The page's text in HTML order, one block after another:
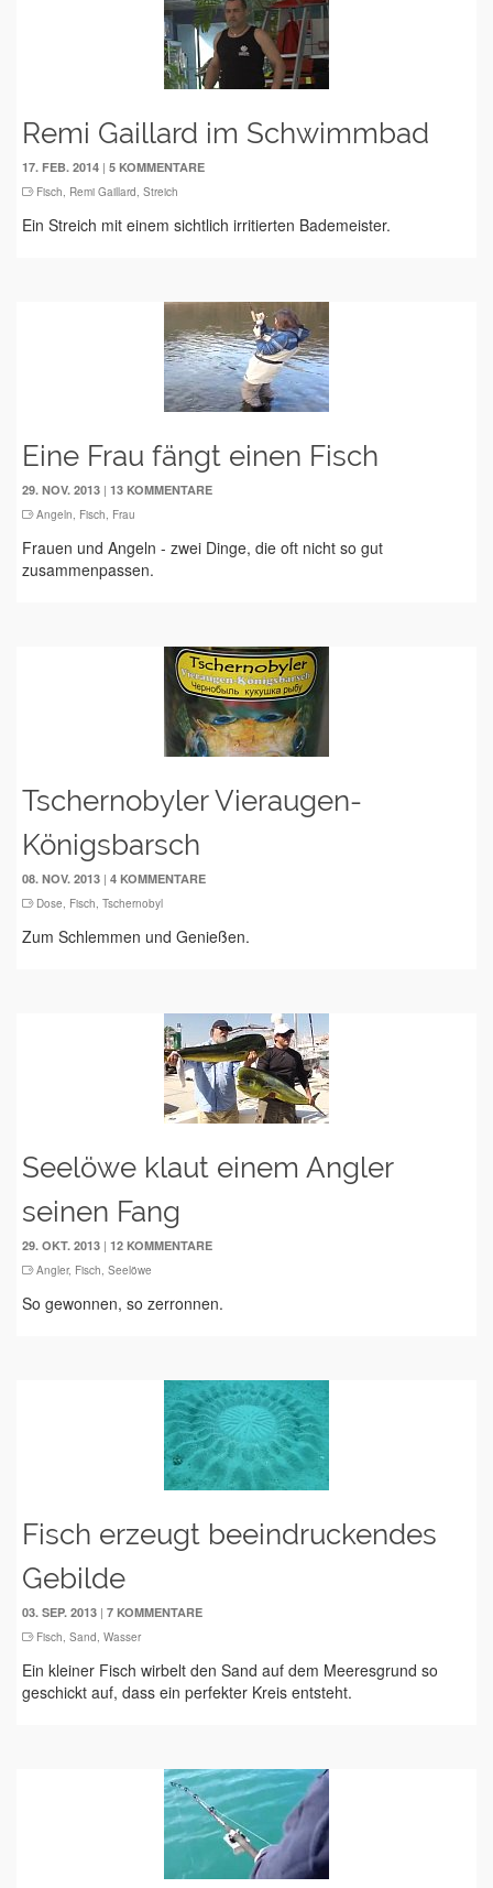
Remi Gaillard im Schwimmbad
17. FEB. 2014 | 5 KOMMENTARE
Fisch, Remi Gaillard, Streich
Ein Streich mit einem sichtlich irritierten Bademeister.
Eine Frau fängt einen Fisch
29. NOV. 2013 | 13 KOMMENTARE
Angeln, Fisch, Frau
Frauen und Angeln - zwei Dinge, die oft nicht so gut
zusammenpassen.
Tschernobyler Vieraugen-
Königsbarsch
08. NOV. 2013 | 4 KOMMENTARE
Dose, Fisch, Tschernobyl
Zum Schlemmen und Genießen.
Seelöwe klaut einem Angler
seinen Fang
29. OKT. 2013 | 12 KOMMENTARE
Angler, Fisch, Seelöwe
So gewonnen, so zerronnen.
Fisch erzeugt beeindruckendes
Gebilde
03. SEP. 2013 | 7 KOMMENTARE
Fisch, Sand, Wasser
Ein kleiner Fisch wirbelt den Sand auf dem Meeresgrund so
geschickt auf, dass ein perfekter Kreis entsteht.